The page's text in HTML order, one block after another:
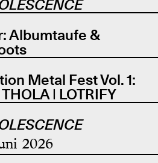
Albumtaufe &
Metal Fest Vol. 1:
| LOTRIFY
2026